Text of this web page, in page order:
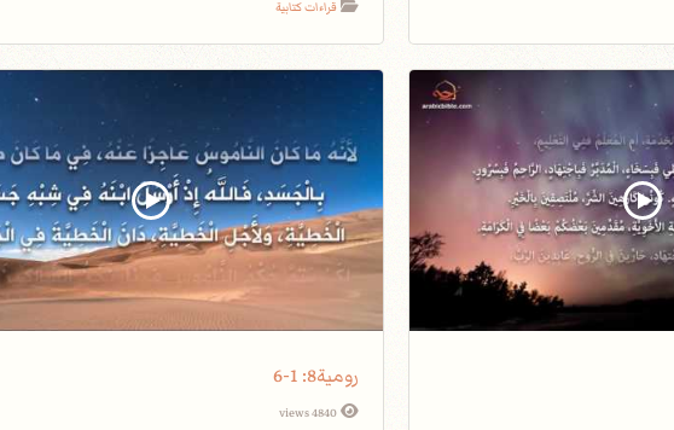
قراءات كتابية
رومية8: 1-6